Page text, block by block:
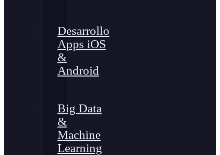
Desarrollo
Apps iOS
&
Android
Big Data
&
Machine
Learning